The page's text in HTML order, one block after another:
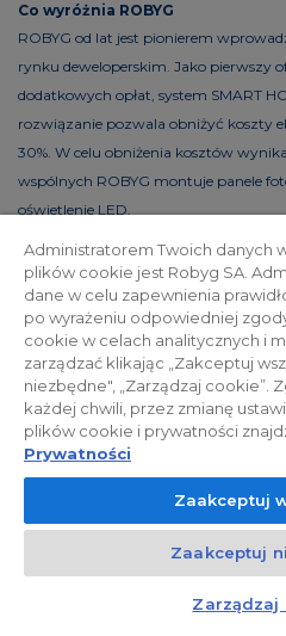
Co wyróżnia ROBYG
ROBYG od lat jest pionierem
rynku deweloperskim. Jako pierwszy
dodatkowych opłat, system SMART
rozwiązanie pozwala obniżyć koszty
30%. W celu obniżenia kosztów
wspólnych ROBYG montuje panele
oświetlenie LED.
Polityka prywatności
© 2026 ROBYG. Wszystkie prawa
przedstawione materiały
informacyjny, nie mogą być
realizacyjne, nie stanowią również
66 §1 Kodeksu Cywilnego oraz
Administratorem Twoich danych
plików cookie jest Robyg SA.
dane w celu zapewnienia
po wyrażeniu odpowiedniej
cookie w celach analitycznych i
zarządzać klikając „Zakceptuj
niezbędne", „Zarządzaj cookie”.
każdej chwili, przez zmianę
plików cookie i prywatności
Prywatności
Zaakceptuj
Zaakceptuj
Zarządzaj